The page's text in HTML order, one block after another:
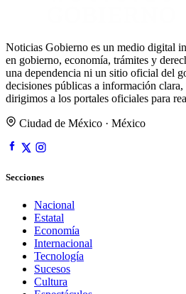
Noticias Gobierno es un medio digital
en gobierno, economía, trámites y
una dependencia ni un sitio oficial del
decisiones públicas a información
dirigimos a los portales oficiales para
Ciudad de México · México
Secciones
Nacional
Estatal
Economía
Internacional
Tecnología
Sucesos
Cultura